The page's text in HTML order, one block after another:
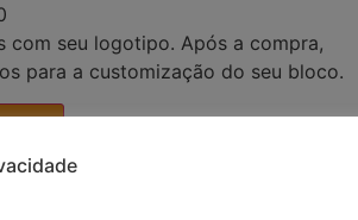
com seu logotipo. Após a compra,
para a customização do seu bloco.